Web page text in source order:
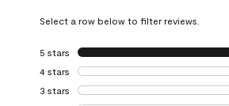
Select a row below to filter reviews.
5 stars stars
4 stars stars
3 stars stars